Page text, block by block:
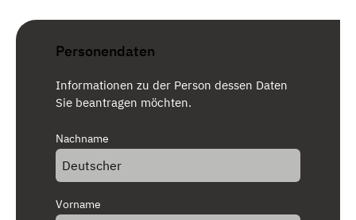
Personendaten
Informationen zu der Person dessen Daten
Sie beantragen möchten.
Nachname
Vorname